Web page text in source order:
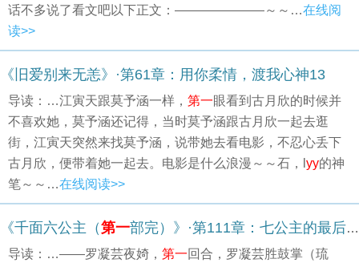
话不多说了看文吧以下正文：———————～～…在线阅
读>>
《旧爱别来无恙》·第61章：用你柔情，渡我心神13
导读：…江寅天跟莫予涵一样， 第一眼看到古月欣的时候并
不喜欢她，莫予涵还记得，当时莫予涵跟古月欣一起去逛
街，江寅天突然来找莫予涵，说带她去看电影，不忍心丢下
古月欣，便带着她一起去。电影是什么浪漫～～石，l yy的神
笔～～…在线阅读>>
《千面六公主（第一部完）》·第111章：七公主的最后三天
导读：…——罗凝芸夜婍， 第一回合，罗凝芸胜鼓掌（琉